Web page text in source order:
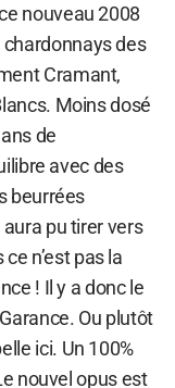
nouveau 2008
des
Cramant,
Moins dosé
de
avec des
beurrées
pu tirer vers
n’est pas la
! Il y a donc le
Ou plutôt
ici. Un 100%
nouvel opus est